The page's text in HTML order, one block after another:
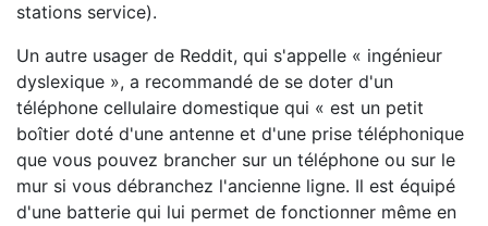
stations service).
Un autre usager de Reddit, qui s'appelle « ingénieur
dyslexique », a recommandé de se doter d'un
téléphone cellulaire domestique qui « est un petit
boîtier doté d'une antenne et d'une prise téléphonique
que vous pouvez brancher sur un téléphone ou sur le
mur si vous débranchez l'ancienne ligne. Il est équipé
d'une batterie qui lui permet de fonctionner même en